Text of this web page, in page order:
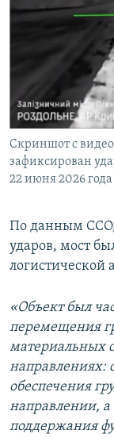
Скриншот с
зафиксирован
22 июня 2026 года
По данным ССО,
ударов, мост
логистической
«Объект был
перемещения
материальных
направлениях:
обеспечения
направлении, а
поддержания